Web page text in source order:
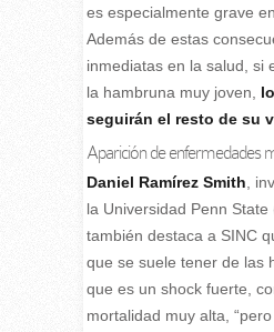
es especialmente grave
Además de estas
inmediatas en la salud, si
la hambruna muy joven,
seguirán el resto de su
Aparición de enfermedades
Daniel Ramírez Smith ,
la Universidad Penn State
también destaca a SINC
que se suele tener de las
que es un shock fuerte,
mortalidad muy alta,